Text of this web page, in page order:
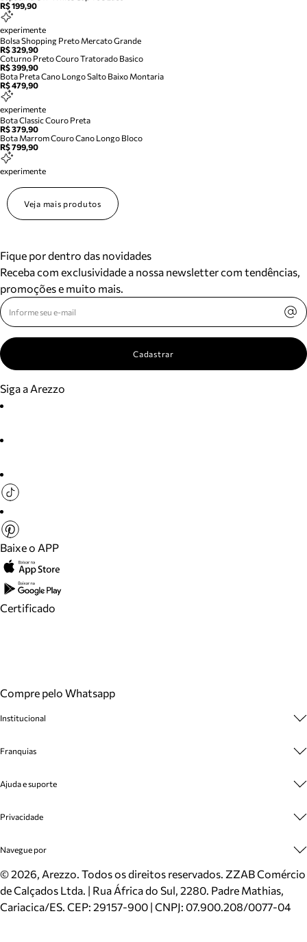
R$ 199,90
experimente
Bolsa Shopping Preto Mercato Grande
R$ 329,90
Coturno Preto Couro Tratorado Basico
R$ 399,90
Bota Preta Cano Longo Salto Baixo Montaria
R$ 479,90
experimente
Bota Classic Couro Preta
R$ 379,90
Bota Marrom Couro Cano Longo Bloco
R$ 799,90
experimente
Veja mais produtos
Fique por dentro das novidades
Receba com exclusividade a nossa newsletter com tendências,
promoções e muito mais.
Cadastrar
Siga a Arezzo
Baixe o APP
Certificado
Compre pelo Whatsapp
Institucional
Cashback
Venda Corporativa
Mapa do Site
Inverno
Mundo Arezzo
Franquias
Plano de Negócio
Ajuda e suporte
Cadastro
Meus Pedidos
Trocas e Devoluções
Cartão Presente
Localizador de lojas
Privacidade
Politica e Privacidade
Navegue por
Sapatos
Bolsas
Scarpins
©2026, Arezzo. Todos os direitos reservados. ZZAB Comércio
de Calçados Ltda. | Rua África do Sul, 2280. Padre Mathias,
Cariacica/ES. CEP: 29157-900 | CNPJ: 07.900.208/0077-04